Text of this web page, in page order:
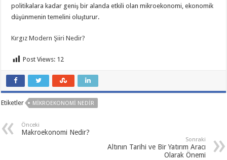
politikalara kadar geniş bir alanda etkili olan mikroekonomi, ekonomik
düşünmenin temelini oluşturur.
Kırgız Modern Şiiri Nedir?
Post Views: 12
Etiketler MIKROEKONOMI NEDIR
Önceki
Makroekonomi Nedir?
Sonraki
Altının Tarihi ve Bir Yatırım Aracı
Olarak Önemi